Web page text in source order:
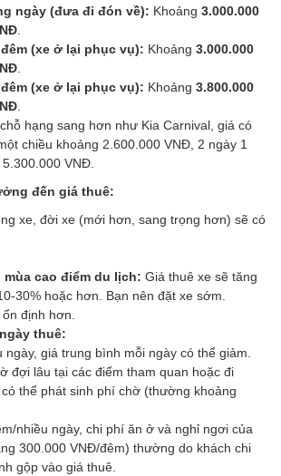
ngày (đưa đi đón về): Khoảng 3.000.000
(xe ở lại phục vụ): Khoảng 3.000.000
(xe ở lại phục vụ): Khoảng 3.800.000
hạng sang hơn như Kia Carnival, giá có
chiều khoảng 2.600.000 VNĐ, 2 ngày 1
VNĐ.
đến giá thuê:
xe, đời xe (mới hơn, sang trọng hơn) sẽ có
mùa cao điểm du lịch: Giá thuê xe sẽ tăng
30% hoặc hơn. Bạn nên đặt xe sớm.
định hơn.
thuê:
giá trung bình mỗi ngày có thể giảm.
đợi lâu tại các điểm tham quan hoặc đi
thể phát sinh phí chờ (thường khoảng
nhiều ngày, chi phí ăn ở và nghỉ ngơi của
300.000 VNĐ/đêm) thường do khách chi
gộp vào giá thuê.